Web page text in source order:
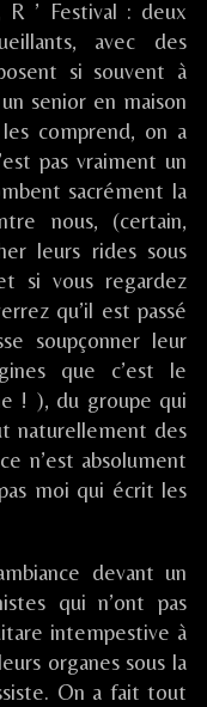
Festival
REVELLES
(
80
)
R ’ Festival : deux
avec des
si souvent à
senior en maison
comprend, on a
pas vraiment un
sacrément la
nous, (certain,
leurs rides sous
si vous regardez
qu’il est passé
soupçonner leur
que c’est le
! ), du groupe qui
naturellement des
n’est absolument
moi qui écrit les
devant un
qui n’ont pas
intempestive à
organes sous la
On a fait tout